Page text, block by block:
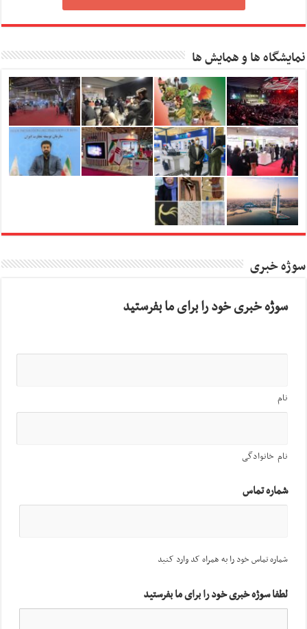
نمایشگاه ها و همایش ها
سوژه خبری
سوژه خبری خود را برای ما بفرستید
نام
نام خانوادگی
شماره تماس
شماره تماس خود را به همراه کد وارد کنید
لطفا سوژه خبری خود را برای ما بفرستید